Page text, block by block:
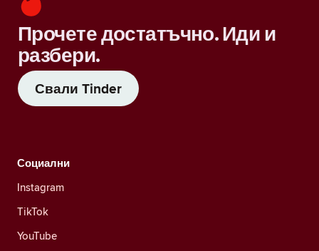
Прочете достатъчно. Иди и
разбери.
Свали Tinder
Социални
Instagram
TikTok
YouTube